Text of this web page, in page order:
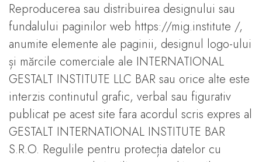
Reproducerea sau distribuirea designului sau
fundalului paginilor web https://mig.institute /,
anumite elemente ale paginii, designul logo-ului
și mărcile comerciale ale INTERNATIONAL
GESTALT INSTITUTE LLC BAR sau orice alte este
interzis continutul grafic, verbal sau figurativ
publicat pe acest site fara acordul scris expres al
GESTALT INTERNATIONAL INSTITUTE BAR
S.R.O. Regulile pentru protecția datelor cu